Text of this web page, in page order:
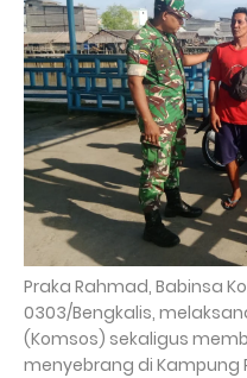
Praka Rahmad, Babinsa
0303/Bengkalis,
(Komsos) sekaligus
menyebrang di Kampung